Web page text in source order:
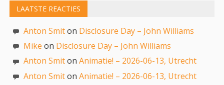
LAATSTE REACTIES
Anton Smiton Disclosure Day – John Williams
Mike on Disclosure Day – John Williams
Anton SmitonAnimatie! – 2026-06-13, Utrecht
Anton SmitonAnimatie! – 2026-06-13, Utrecht